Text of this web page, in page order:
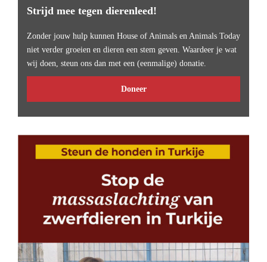
Strijd mee tegen dierenleed!
Zonder jouw hulp kunnen House of Animals en Animals Today
niet verder groeien en dieren een stem geven. Waardeer je wat
wij doen, steun ons dan met een (eenmalige) donatie.
Doneer